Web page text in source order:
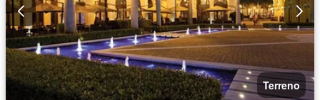
Terreno